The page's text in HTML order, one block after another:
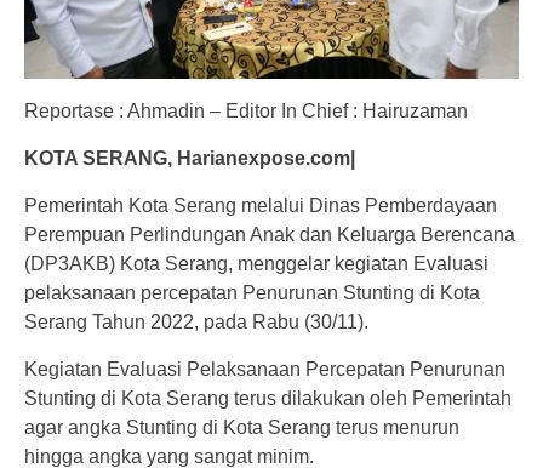
Reportase : Ahmadin – Editor In Chief : Hairuzaman
KOTA SERANG, Harianexpose.com|
Pemerintah Kota Serang melalui Dinas Pemberdayaan
Perempuan Perlindungan Anak dan Keluarga Berencana
(DP3AKB) Kota Serang, menggelar kegiatan Evaluasi
pelaksanaan percepatan Penurunan Stunting di Kota
Serang Tahun 2022, pada Rabu (30/11).
Kegiatan Evaluasi Pelaksanaan Percepatan Penurunan
Stunting di Kota Serang terus dilakukan oleh Pemerintah
agar angka Stunting di Kota Serang terus menurun
hingga angka yang sangat minim.